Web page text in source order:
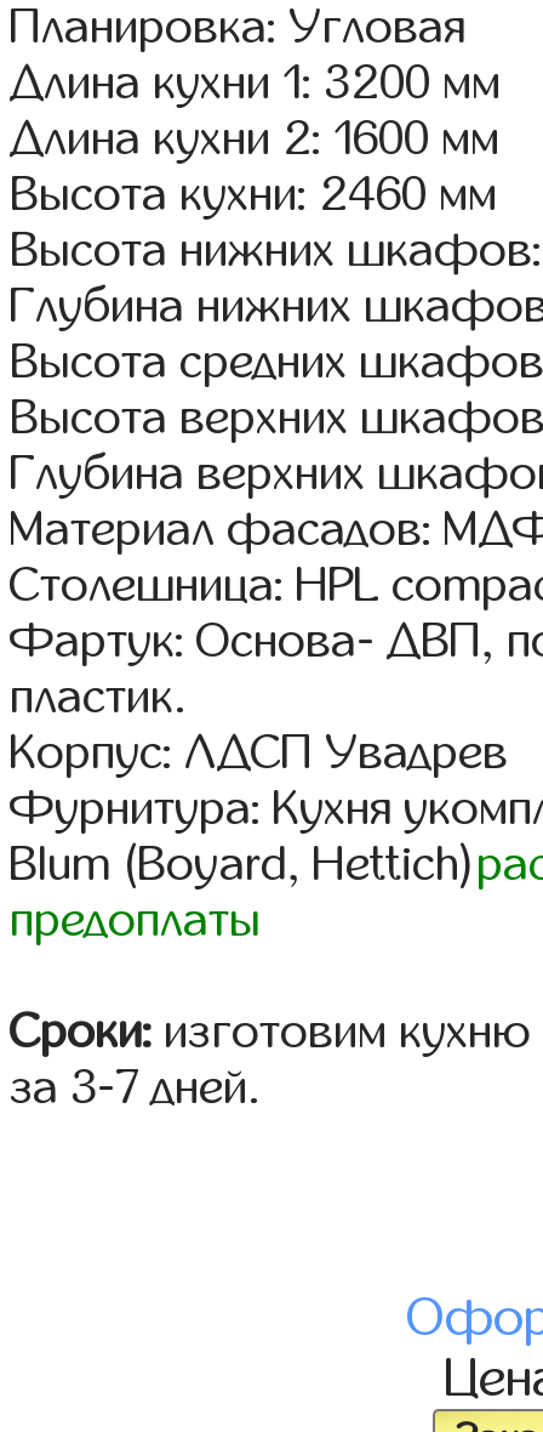
Планировка: Угловая
Длина кухни 1: 3200 мм
Длина кухни 2: 1600 мм
Высота кухни: 2460 мм
Высота нижних
Глубина нижних
Высота средних
Высота верхних
Глубина верхних
Материал фасадов:
Столешница: HPL
Фартук: Основа- ДВП,
пластик.
Корпус: ЛДСП Увадрев
Фурнитура: Кухня
Blum (Boyard, Hettich)
предоплаты
Сроки: изготовим
за 3-7 дней.